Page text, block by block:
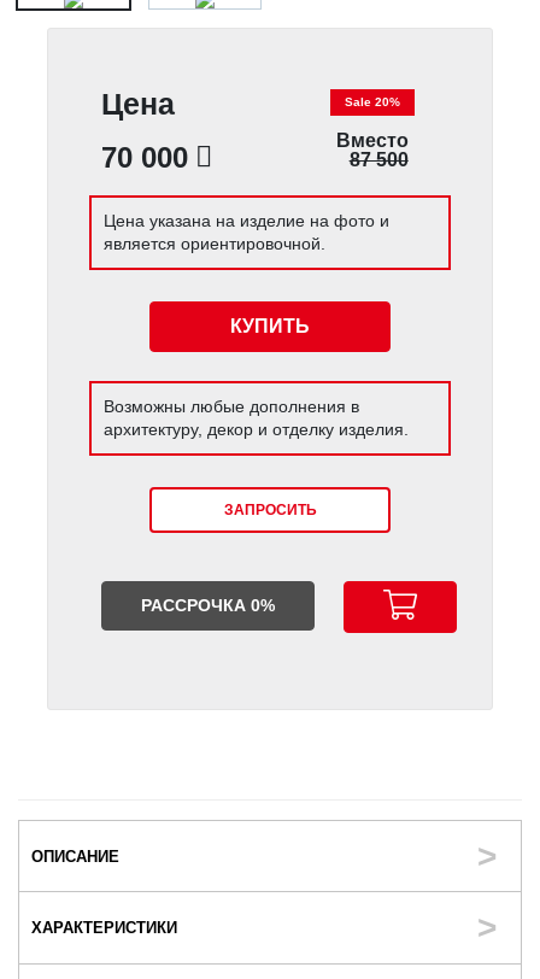
Цена
70 000
Sale 20%
Вместо
87 500
Цена указана на изделие на фото и
является ориентировочной.
КУПИТЬ
Возможны любые дополнения в
архитектуру, декор и отделку изделия.
ЗАПРОСИТЬ
РАССРОЧКА 0%
ОПИСАНИЕ
ХАРАКТЕРИСТИКИ